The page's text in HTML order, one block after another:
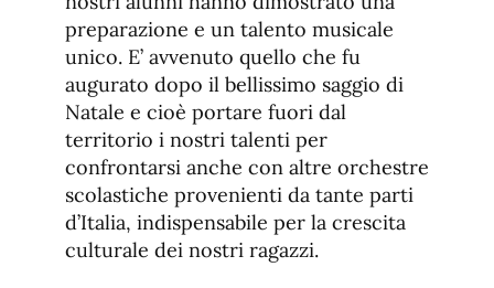
preparazione e un talento musicale
unico. E’ avvenuto quello che fu
augurato dopo il bellissimo saggio di
Natale e cioè portare fuori dal
territorio i nostri talenti per
confrontarsi anche con altre orchestre
scolastiche provenienti da tante parti
d’Italia, indispensabile per la crescita
culturale dei nostri ragazzi.